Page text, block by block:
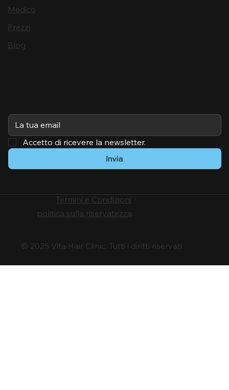
Medico
Prezzi
Blog
Accetto di ricevere la newsletter.
Invia
© 2025 Vita Hair Clinic. Tutti i diritti riservati.
Termini e Condizioni
politica sulla riservatezza